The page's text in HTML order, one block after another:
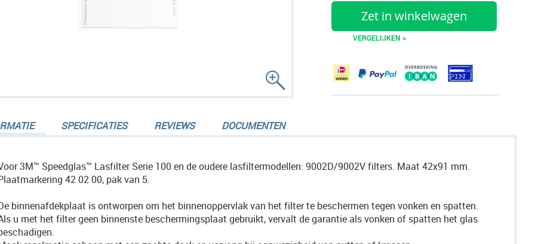
Zet in winkelwagen
VERGELIJKEN >
3M™ Speedglas™ Lasfilter Serie 100 en de oudere lasfiltermodellen: 9002D/9002V filters. Maat 42x91 mm.
42 02 00, pak van 5.
binnenafdekplaat is ontworpen om het binnenoppervlak van het filter te beschermen tegen vonken en spatten.
u met het filter geen binnenste beschermingsplaat gebruikt, vervalt de garantie als vonken of spatten het glas
SPECIFICATIES REVIEWS DOCUMENTEN